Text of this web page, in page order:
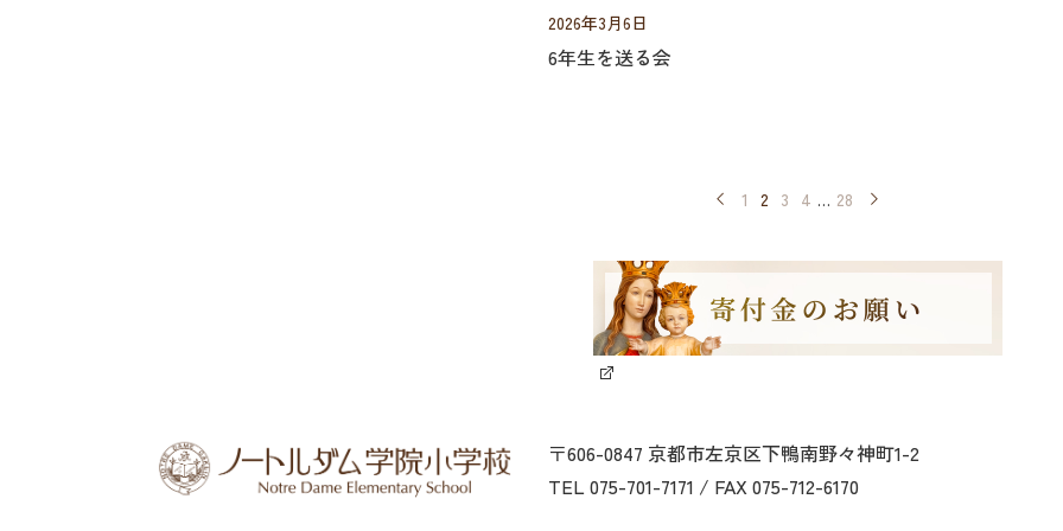
2026年3月6日
6年生を送る会
1 2 3 4 … 28
〒606-0847 京都市左京区下鴨南野々神町1-2
TEL 075-701-7171 / FAX 075-712-6170